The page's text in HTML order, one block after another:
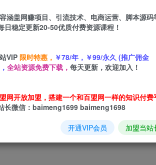
您当前未登录！建议登陆后
涵盖网赚项目、引流技术、电商运营、脚本源码
日稳定更新20-50优质付费资源课程！
VIP限时特惠， ￥78/年，￥99/永久 (推广佣金
全站资源免费下载， 每天更新，欢迎加入！
网开放加盟，搭建一个和百盟网一样的知识付费
长微信：baimeng1699 baimeng1698
开通VIP会员 加盟当站